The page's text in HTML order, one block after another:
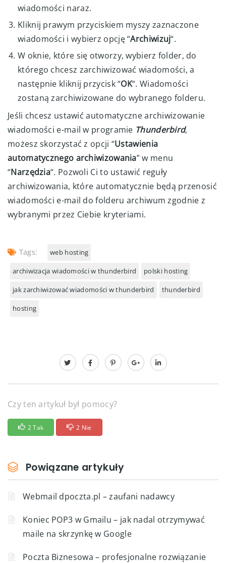
wiadomości naraz.
Kliknij prawym przyciskiem myszy zaznaczone
wiadomości i wybierz opcję “Archiwizuj“.
W oknie, które się otworzy, wybierz folder, do
którego chcesz zarchiwizować wiadomości, a
następnie kliknij przycisk “OK“. Wiadomości
zostaną zarchiwizowane do wybranego folderu.
Jeśli chcesz ustawić automatyczne archiwizowanie
wiadomości e-mail w programie Thunderbird,
możesz skorzystać z opcji “Ustawienia
automatycznego archiwizowania” w menu
“Narzędzia“. Pozwoli Ci to ustawić reguły
archiwizowania, które automatycznie będą przenosić
wiadomości e-mail do folderu archiwum zgodnie z
wybranymi przez Ciebie kryteriami.
Tags: web hosting
archiwizacja wiadomości w thunderbird polski hosting
jak zarchiwizować wiadomości w thunderbird thunderbird
hosting
Czy ten artykuł był pomocy?
2 Tak 2 Nie
Powiązane artykuły
Webmail dpoczta.pl – zaufani nadawcy
Koniec POP3 w Gmailu – jak nadal otrzymywać
maile na skrzynkę w Google
Poczta Biznesowa – profesjonalne rozwiązanie